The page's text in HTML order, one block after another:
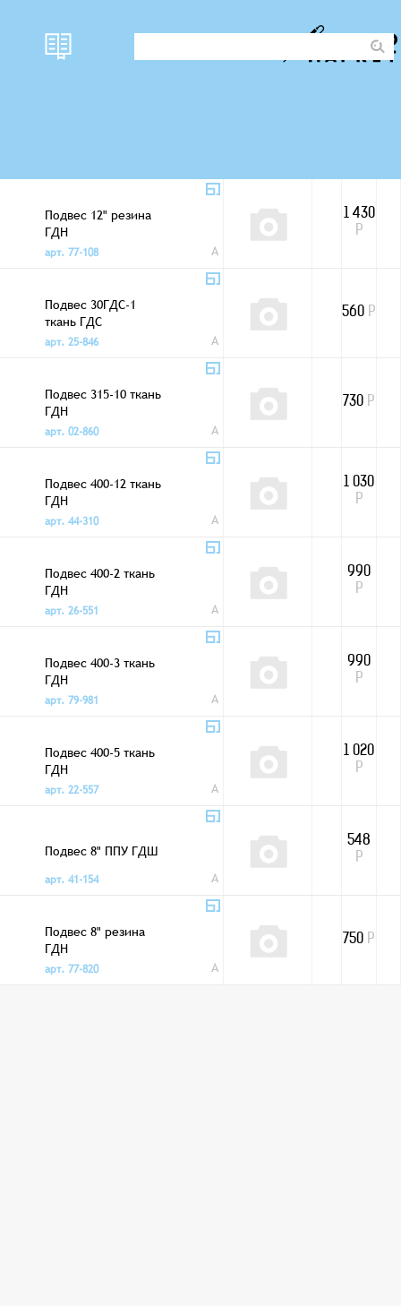
Подвес 12" резина
ГДН
арт. 77-108
A
1 430
Р
Подвес 30ГДС-1
ткань ГДС
арт. 25-846
A
560 Р
Подвес 315-10 ткань
ГДН
арт. 02-860
A
730 Р
Подвес 400-12 ткань
ГДН
арт. 44-310
A
1 030
Р
Подвес 400-2 ткань
ГДН
арт. 26-551
A
990
Р
Подвес 400-3 ткань
ГДН
арт. 79-981
A
990
Р
Подвес 400-5 ткань
ГДН
арт. 22-557
A
1 020
Р
Подвес 8" ППУ ГДШ
арт. 41-154
A
548
Р
Подвес 8" резина
ГДН
арт. 77-820
A
750 Р